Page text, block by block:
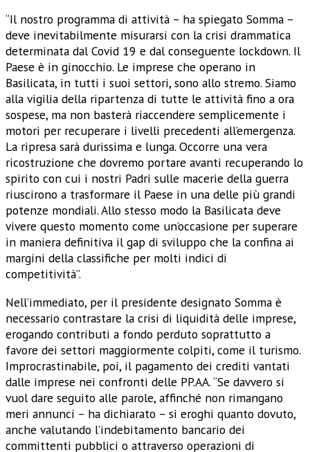
“Il nostro programma di attività – ha spiegato Somma –
deve inevitabilmente misurarsi con la crisi drammatica
determinata dal Covid 19 e dal conseguente lockdown. Il
Paese è in ginocchio. Le imprese che operano in
Basilicata, in tutti i suoi settori, sono allo stremo. Siamo
alla vigilia della ripartenza di tutte le attività fino a ora
sospese, ma non basterà riaccendere semplicemente i
motori per recuperare i livelli precedenti all’emergenza.
La ripresa sarà durissima e lunga. Occorre una vera
ricostruzione che dovremo portare avanti recuperando lo
spirito con cui i nostri Padri sulle macerie della guerra
riuscirono a trasformare il Paese in una delle più grandi
potenze mondiali. Allo stesso modo la Basilicata deve
vivere questo momento come un’occasione per superare
in maniera definitiva il gap di sviluppo che la confina ai
margini della classifiche per molti indici di
competitività”.
Nell’immediato, per il presidente designato Somma è
necessario contrastare la crisi di liquidità delle imprese,
erogando contributi a fondo perduto soprattutto a
favore dei settori maggiormente colpiti, come il turismo.
Improcrastinabile, poi, il pagamento dei crediti vantati
dalle imprese nei confronti delle PP.AA. “Se davvero si
vuol dare seguito alle parole, affinché non rimangano
meri annunci – ha dichiarato – si eroghi quanto dovuto,
anche valutando l’indebitamento bancario dei
committenti pubblici o attraverso operazioni di